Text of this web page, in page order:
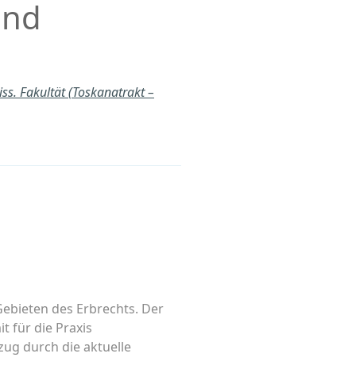
Fakultät (Toskanatrakt –
des Erbrechts. Der
für die Praxis
durch die aktuelle